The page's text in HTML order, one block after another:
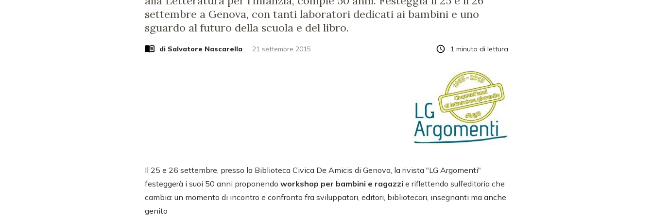
settembre a Genova, con tanti laboratori dedicati ai bambini e uno
sguardo al futuro della scuola e del libro.
di Salvatore Nascarella 21 settembre 2015 1 minuto di lettura
Il 25 e 26 settembre, presso la Biblioteca Civica De Amicis di Genova, la rivista "LG Argomenti"
festeggerà i suoi 50 anni proponendo workshop per bambini e ragazzi e riflettendo sull’editoria che
cambia: un momento di incontro e confronto fra sviluppatori, editori, bibliotecari, insegnanti ma anche
genito